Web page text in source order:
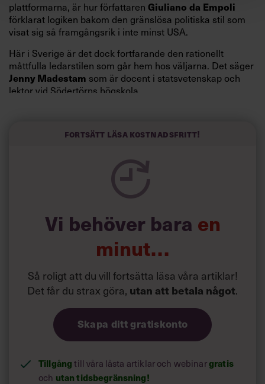
plattformarna, är hur författaren Giuliano da Empoli
förklarat logiken bakom den gränslösa politiska stil som
visat sig så framgångsrik i inte minst USA.
Här i Sverige är det dock fortfarande den rationellt
måttfulla ledarstilen som går hem hos väljarna. Det säger
Jenny Madestam som är docent i statsvetenskap och
lektor vid Södertörns högskola.
kompetenta och stå med båda fötterna på jorden. Hellre
spelevink i högklackat, är hur jag brukar sammanfatta de
önskningar som svenskarna för fram i undersökningar.”
Siri Wikander: ”Led som i
Fortsätt läsa kostnadsfritt!
Vi behöver bara en
minut…
Så roligt att du vill fortsätta läsa våra artiklar!
Det får du strax göra, utan att betala något.
Skapa ditt gratiskonto
Tillgång till våra låsta artiklar och webinargratis
och utan tidsbegränsning!